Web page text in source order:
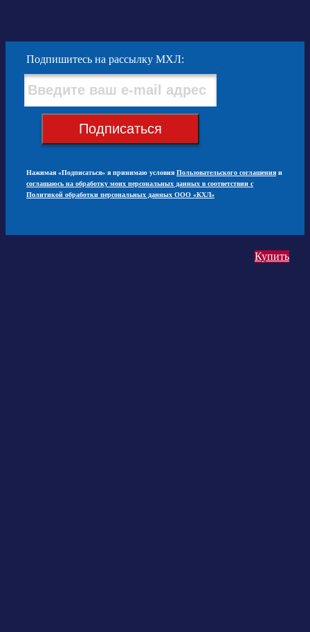
Купить
Подпишитесь на рассылку МХЛ:
Подписаться
Нажимая «Подписаться» я принимаю условия Пользовательского соглашения и
соглашаюсь на обработку моих персональных данных в соответствии с
Политикой обработки персональных данных ООО «КХЛ»